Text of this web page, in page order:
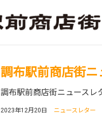
調布駅前商店街
調布駅前商店街ニュースレ
2023年12月20日 ニュースレター